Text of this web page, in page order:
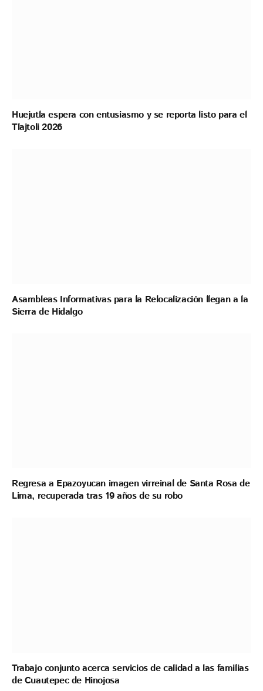
Huejutla espera con entusiasmo y se reporta listo para el
Tlajtoli 2026
Asambleas Informativas para la Relocalización llegan a la
Sierra de Hidalgo
Regresa a Epazoyucan imagen virreinal de Santa Rosa de
Lima, recuperada tras 19 años de su robo
Trabajo conjunto acerca servicios de calidad a las familias
de Cuautepec de Hinojosa